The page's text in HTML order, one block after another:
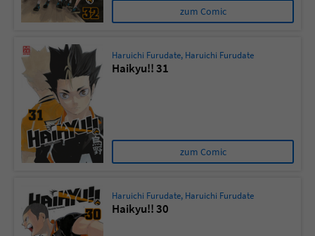
zum Comic
Haruichi Furudate, Haruichi Furudate
Haikyu!! 31
zum Comic
Haruichi Furudate, Haruichi Furudate
Haikyu!! 30